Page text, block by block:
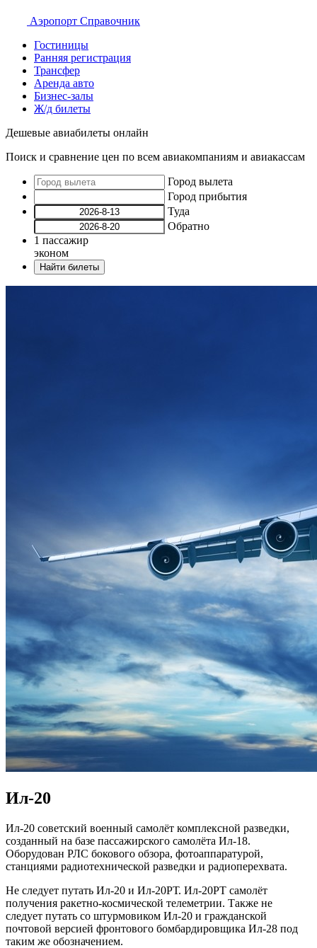
Аэропорт Справочник
Гостиницы
Ранняя регистрация
Трансфер
Аренда авто
Бизнес-залы
Ж/д билеты
Дешевые авиабилеты онлайн
Поиск и сравнение цен по всем авиакомпаниям и авиакассам
Город вылета
Город прибытия
Туда
Обратно
1 пассажир
эконом
Найти билеты
Ил-20
Ил-20 советский военный самолёт комплексной разведки,
созданный на базе пассажирского самолёта Ил-18.
Оборудован РЛС бокового обзора, фотоаппаратурой,
станциями радиотехнической разведки и радиоперехвата.
Не следует путать Ил-20 и Ил-20РТ. Ил-20РТ самолёт
получения ракетно-космической телеметрии. Также не
следует путать со штурмовиком Ил-20 и гражданской
почтовой версией фронтового бомбардировщика Ил-28 под
таким же обозначением.